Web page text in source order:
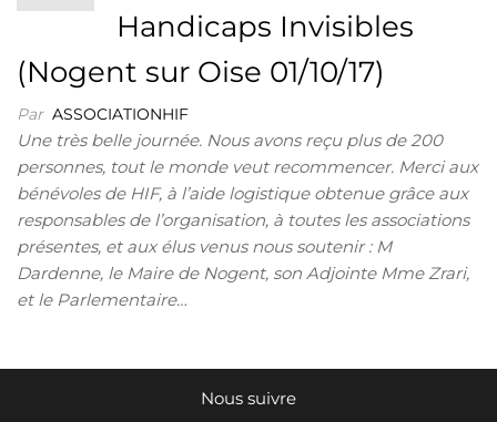
Handicaps Invisibles
(Nogent sur Oise 01/10/17)
Par ASSOCIATIONHIF
Une très belle journée. Nous avons reçu plus de 200
personnes, tout le monde veut recommencer. Merci aux
bénévoles de HIF, à l’aide logistique obtenue grâce aux
responsables de l’organisation, à toutes les associations
présentes, et aux élus venus nous soutenir : M
Dardenne, le Maire de Nogent, son Adjointe Mme Zrari,
et le Parlementaire…
Nous suivre